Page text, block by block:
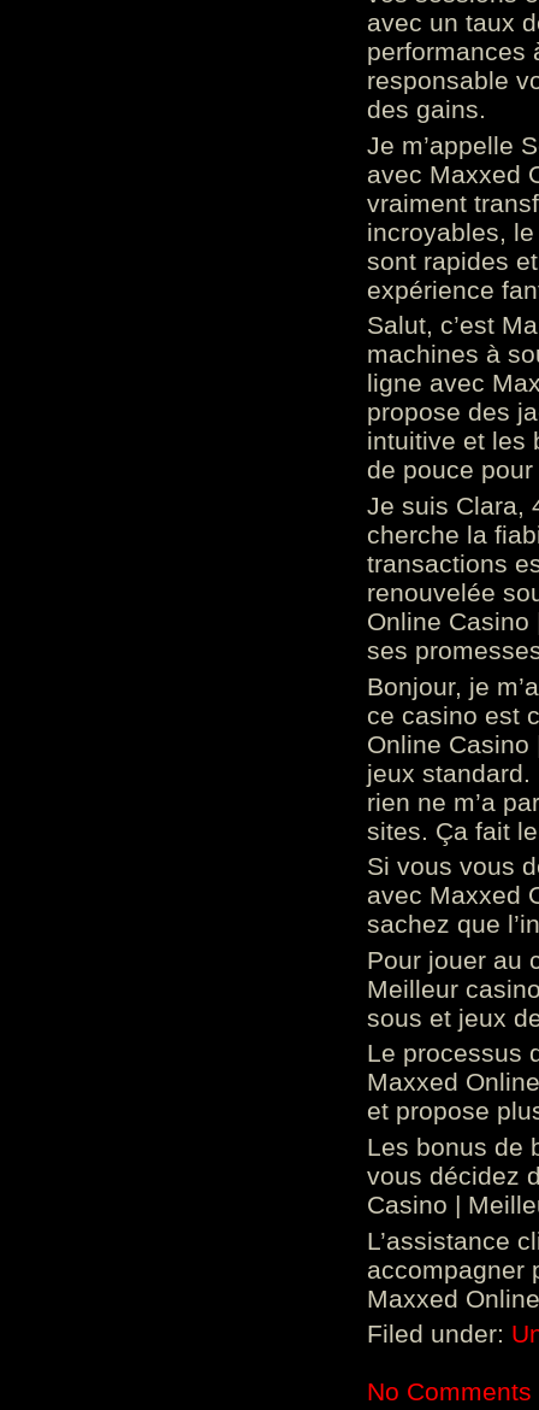
avec un taux
performances
responsable
des gains.
Je m’appelle
avec Maxxed
vraiment
incroyables,
sont rapides
expérience
Salut, c’est
machines à
ligne avec
propose des
intuitive et les
de pouce
Je suis Clara,
cherche la
transactions
renouvelée
Online
ses
Bonjour, je
ce casino est
Online
jeux standard.
rien ne m’a
sites. Ça fait
Si vous vous
avec Maxxed
sachez que
Pour jouer au
Meilleur
sous et jeux
Le processus
Maxxed
et propose
Les bonus de
vous décidez
Casino |
L’assistance
accompagner
Maxxed
Filed under:
No Comments